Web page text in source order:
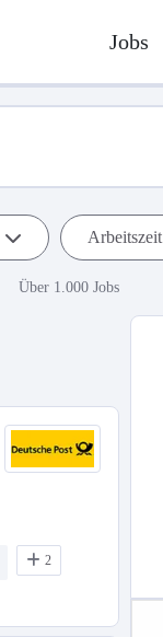
Jobs
Arbeitszeit
Über 1.000 Jobs
2